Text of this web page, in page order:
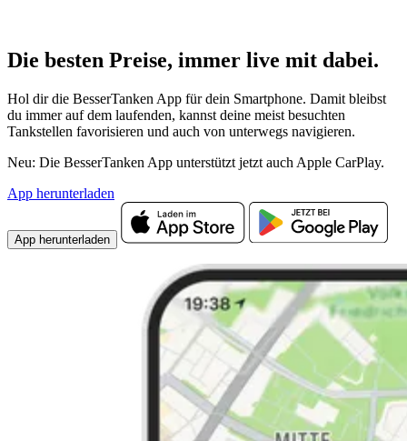
Die besten Preise, immer live mit dabei.
Hol dir die BesserTanken App für dein Smartphone. Damit bleibst
du immer auf dem laufenden, kannst deine meist besuchten
Tankstellen favorisieren und auch von unterwegs navigieren.
Neu: Die BesserTanken App unterstützt jetzt auch Apple CarPlay.
App herunterladen
App herunterladen